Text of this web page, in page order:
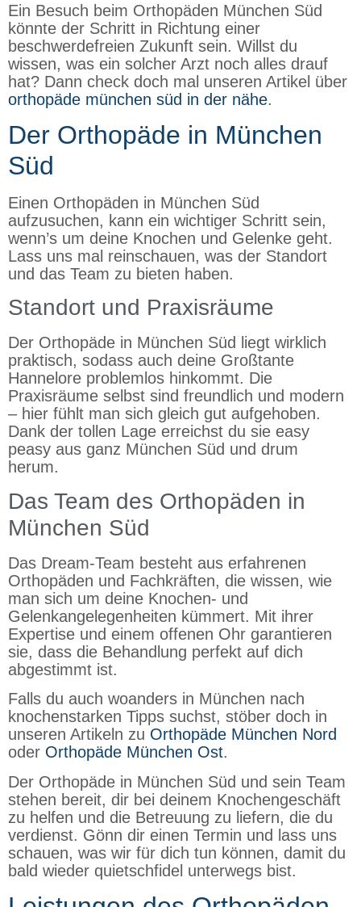
Ein Besuch beim Orthopäden München Süd
könnte der Schritt in Richtung einer
beschwerdefreien Zukunft sein. Willst du
wissen, was ein solcher Arzt noch alles drauf
hat? Dann check doch mal unseren Artikel über
orthopäde münchen süd in der nähe.
Der Orthopäde in München
Süd
Einen Orthopäden in München Süd
aufzusuchen, kann ein wichtiger Schritt sein,
wenn’s um deine Knochen und Gelenke geht.
Lass uns mal reinschauen, was der Standort
und das Team zu bieten haben.
Standort und Praxisräume
Der Orthopäde in München Süd liegt wirklich
praktisch, sodass auch deine Großtante
Hannelore problemlos hinkommt. Die
Praxisräume selbst sind freundlich und modern
– hier fühlt man sich gleich gut aufgehoben.
Dank der tollen Lage erreichst du sie easy
peasy aus ganz München Süd und drum
herum.
Das Team des Orthopäden in
München Süd
Das Dream-Team besteht aus erfahrenen
Orthopäden und Fachkräften, die wissen, wie
man sich um deine Knochen- und
Gelenkangelegenheiten kümmert. Mit ihrer
Expertise und einem offenen Ohr garantieren
sie, dass die Behandlung perfekt auf dich
abgestimmt ist.
Falls du auch woanders in München nach
knochenstarken Tipps suchst, stöber doch in
unseren Artikeln zu Orthopäde München Nord
oder Orthopäde München Ost.
Der Orthopäde in München Süd und sein Team
stehen bereit, dir bei deinem Knochengeschäft
zu helfen und die Betreuung zu liefern, die du
verdienst. Gönn dir einen Termin und lass uns
schauen, was wir für dich tun können, damit du
bald wieder quietschfidel unterwegs bist.